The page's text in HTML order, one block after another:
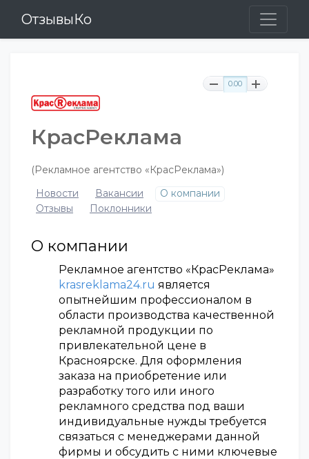
ОтзывыКо
0.00
КрасРеклама
(Рекламное агентство «КрасРеклама»)
Новости
Вакансии
О компании
Отзывы
Поклонники
О компании
Рекламное агентство «КрасРеклама»
krasreklama24.ru является
опытнейшим профессионалом в
области производства качественной
рекламной продукции по
привлекательной цене в
Красноярске. Для оформления
заказа на приобретение или
разработку того или иного
рекламного средства под ваши
индивидуальные нужды требуется
связаться с менеджерами данной
фирмы и обсудить с ними ключевые